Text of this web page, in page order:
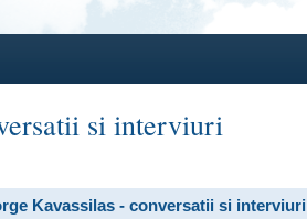
si interviuri
Kavassilas - conversatii si interviuri